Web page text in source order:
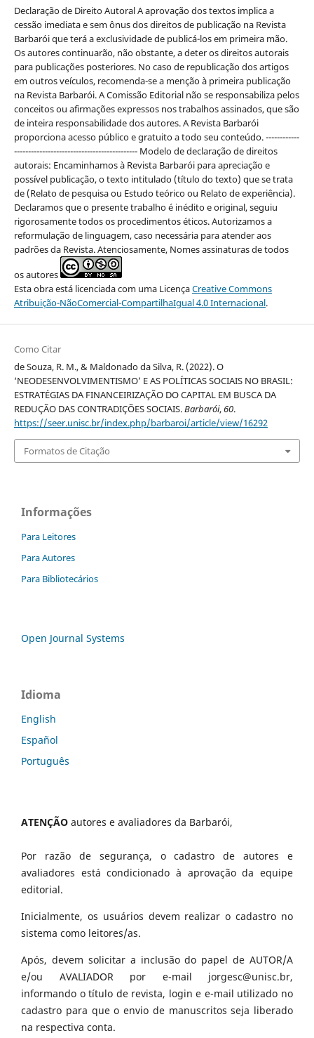
Declaração de Direito Autoral A aprovação dos textos implica a
cessão imediata e sem ônus dos direitos de publicação na Revista
Barbarói que terá a exclusividade de publicá-los em primeira mão.
Os autores continuarão, não obstante, a deter os direitos autorais
para publicações posteriores. No caso de republicação dos artigos
em outros veículos, recomenda-se a menção à primeira publicação
na Revista Barbarói. A Comissão Editorial não se responsabiliza pelos
conceitos ou afirmações expressos nos trabalhos assinados, que são
de inteira responsabilidade dos autores. A Revista Barbarói
proporciona acesso público e gratuito a todo seu conteúdo. ------------
-------------------------------------------- Modelo de declaração de direitos
autorais: Encaminhamos à Revista Barbarói para apreciação e
possível publicação, o texto intitulado (título do texto) que se trata
de (Relato de pesquisa ou Estudo teórico ou Relato de experiência).
Declaramos que o presente trabalho é inédito e original, seguiu
rigorosamente todos os procedimentos éticos. Autorizamos a
reformulação de linguagem, caso necessária para atender aos
padrões da Revista. Atenciosamente, Nomes assinaturas de todos
os autores
Esta obra está licenciada com uma LicençaCreative Commons
Atribuição-NãoComercial-CompartilhaIgual 4.0 Internacional.
Como Citar
de Souza, R. M., & Maldonado da Silva, R. (2022). O
‘NEODESENVOLVIMENTISMO’ E AS POLÍTICAS SOCIAIS NO BRASIL:
ESTRATÉGIAS DA FINANCEIRIZAÇÃO DO CAPITAL EM BUSCA DA
REDUÇÃO DAS CONTRADIÇÕES SOCIAIS.Barbarói,60.
https://seer.unisc.br/index.php/barbaroi/article/view/16292
Formatos de Citação
Informações
Para Leitores
Para Autores
Para Bibliotecários
Open Journal Systems
Idioma
English
Español
Português
ATENÇÃO autores e avaliadores da Barbarói,
Por razão de segurança, o cadastro de autores e
avaliadores está condicionado à aprovação da equipe
editorial.
Inicialmente, os usuários devem realizar o cadastro no
sistema como leitores/as.
Após, devem solicitar a inclusão do papel de AUTOR/A
e/ou AVALIADOR por e-mail jorgesc@unisc.br,
informando o título de revista, login e e-mail utilizado no
cadastro para que o envio de manuscritos seja liberado
na respectiva conta.